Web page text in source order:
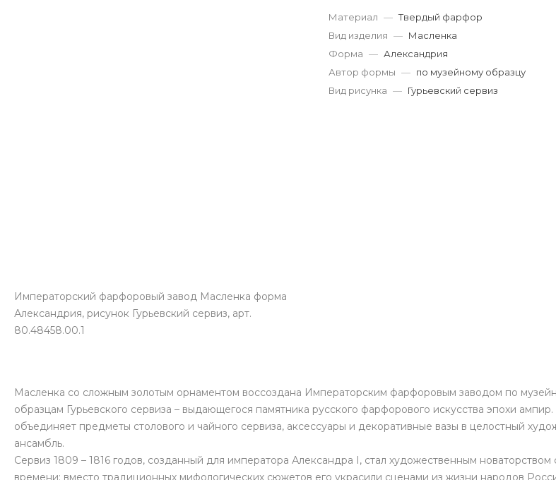
Императорский фарфоровый завод Масленка форма
Александрия, рисунок Гурьевский сервиз, арт.
80.48458.00.1
Материал — Твердый фарфор
Вид изделия — Масленка
Форма — Александрия
Автор формы — по музейному образцу
Вид рисунка — Гурьевский сервиз
Масленка со сложным золотым орнаментом воссоздана Императорским фарфоровым заводом по
образцам Гурьевского сервиза – выдающегося памятника русского фарфорового искусства эпохи
объединяет предметы столового и чайного сервиза, аксессуары и декоративные вазы в целостный
ансамбль.
Сервиз 1809 – 1816 годов, созданный для императора Александра I, стал художественным новаторством
времени: вместо традиционных мифологических сюжетов его украсили сценами из жизни народов